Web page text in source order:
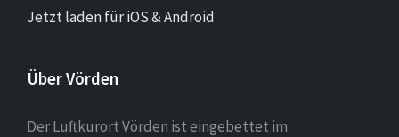
Jetzt laden für iOS & Android
Über Vörden
Der Luftkurort Vörden ist eingebettet im